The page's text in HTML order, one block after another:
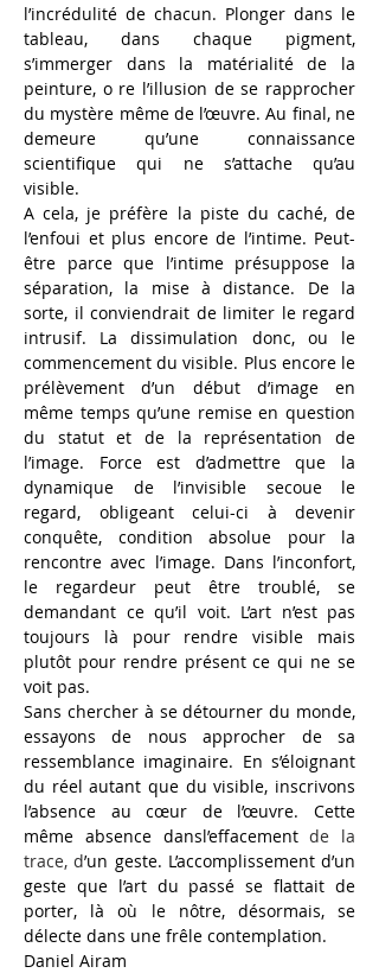
l’incrédulité de chacun. Plonger dans le
tableau, dans chaque pigment,
s’immerger dans la matérialité
de la
peinture, o re l’illusion de se rapprocher
du mystère même de l’œuvre. Au final, ne
demeure qu’une connaissance
scientifique qui ne s’attache qu’au
visible.
A cela, je préfère la piste du caché, de
l’enfoui et plus encore de l’intime. Peut-
être parce que l’intime présuppose la
séparation, la mise à distance. De la
sorte, il conviendrait de limiter le regard
intrusif. La dissimulation donc, ou le
commencement du visible. Plus encore le
prélèvement d’un début d’image en
même temps qu’une remise en question
du statut et de la représentation de
l’image. Force est d’admettre que la
dynamique de l’invisible secoue le
regard, obligeant celui-ci
à
devenir
conquête, condition absolue pour la
rencontre avec l’image. Dans l’inconfort,
le regardeur peut
être troublé, se
demandant ce qu’il voit. L’art n’est pas
toujours là
pour rendre visible mais
plutôt pour rendre présent ce qui ne se
voit pas.
Sans chercher à se détourner du monde,
essayons de nous approcher de sa
ressemblance imaginaire. En s’éloignant
du réel autant que du visible, inscrivons
l’absence au cœur de l’œuvre. Cette
même absence dansl’effacement de la
trace, d’un geste. L’accomplissement d’un
geste que l’art du passé se flattait de
porter, là
où
le nôtre, désormais, se
délecte dans une frêle contemplation.
Daniel Airam